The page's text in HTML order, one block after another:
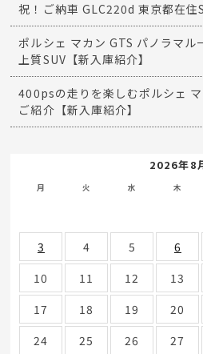
祝！ご納車 GLC220d 東京都在住
ポルシェ マカン GTS パノラマル
上質SUV【新入庫紹介】
400psの走りを楽しむポルシェ
ご紹介【新入庫紹介】
2026年8
月 火 水 木
3
4 5 6
10
11 12 13
17
18 19 20
24
25 26 27